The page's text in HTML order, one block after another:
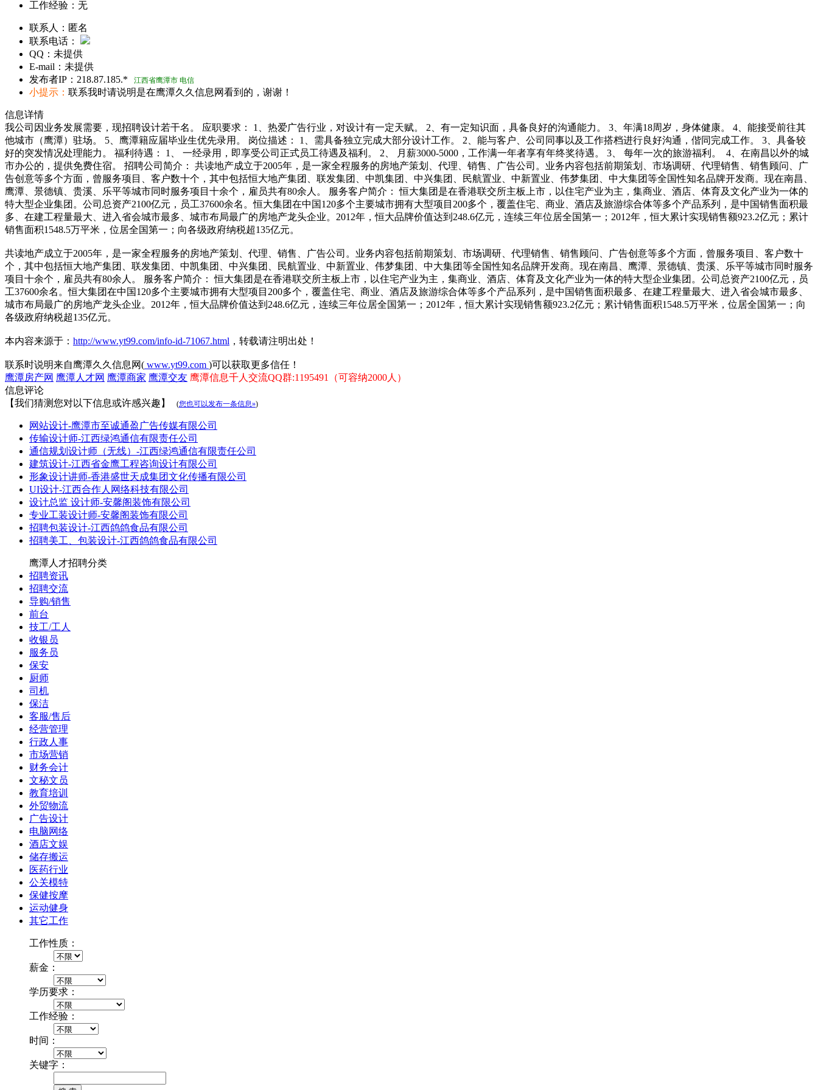
工作经验： 无
联系人： 匿名
联系电话：
QQ： 未提供
E-mail： 未提供
发布者IP： 218.87.185.* 江西省鹰潭市 电信
小提示： 联系我时请说明是在鹰潭久久信息网看到的，谢谢！
信息详情
我公司因业务发展需要，现招聘设计若干名。 应职要求： 1、热爱广告行业，对设计有一定天赋。 2、有一定知识面，具备良好的沟通能力。 3、年满18周岁，身体健康。 4、能接受前往其
他城市（鹰潭）驻场。 5、鹰潭籍应届毕业生优先录用。 岗位描述： 1、需具备独立完成大部分设计工作。 2、能与客户、公司同事以及工作搭档进行良好沟通，偕同完成工作。 3、具备较
好的突发情况处理能力。 福利待遇： 1、 一经录用，即享受公司正式员工待遇及福利。 2、 月薪3000-5000，工作满一年者享有年终奖待遇。 3、 每年一次的旅游福利。 4、在南昌以外的城
市办公的，提供免费住宿。 招聘公司简介： 共读地产成立于2005年，是一家全程服务的房地产策划、代理、销售、广告公司。业务内容包括前期策划、市场调研、代理销售、销售顾问、广
告创意等多个方面，曾服务项目、客户数十个，其中包括恒大地产集团、联发集团、中凯集团、中兴集团、民航置业、中新置业、伟梦集团、中大集团等全国性知名品牌开发商。现在南昌、
鹰潭、景德镇、贵溪、乐平等城市同时服务项目十余个，雇员共有80余人。 服务客户简介： 恒大集团是在香港联交所主板上市，以住宅产业为主，集商业、酒店、体育及文化产业为一体的
特大型企业集团。公司总资产2100亿元，员工37600余名。恒大集团在中国120多个主要城市拥有大型项目200多个，覆盖住宅、商业、酒店及旅游综合体等多个产品系列，是中国销售面积最
多、在建工程量最大、进入省会城市最多、城市布局最广的房地产龙头企业。2012年，恒大品牌价值达到248.6亿元，连续三年位居全国第一；2012年，恒大累计实现销售额923.2亿元；累计
销售面积1548.5万平米，位居全国第一；向各级政府纳税超135亿元。
共读地产成立于2005年，是一家全程服务的房地产策划、代理、销售、广告公司。业务内容包括前期策划、市场调研、代理销售、销售顾问、广告创意等多个方面，曾服务项目、客户数十
个，其中包括恒大地产集团、联发集团、中凯集团、中兴集团、民航置业、中新置业、伟梦集团、中大集团等全国性知名品牌开发商。现在南昌、鹰潭、景德镇、贵溪、乐平等城市同时服务
项目十余个，雇员共有80余人。 服务客户简介： 恒大集团是在香港联交所主板上市，以住宅产业为主，集商业、酒店、体育及文化产业为一体的特大型企业集团。公司总资产2100亿元，员
工37600余名。恒大集团在中国120多个主要城市拥有大型项目200多个，覆盖住宅、商业、酒店及旅游综合体等多个产品系列，是中国销售面积最多、在建工程量最大、进入省会城市最多、
城市布局最广的房地产龙头企业。2012年，恒大品牌价值达到248.6亿元，连续三年位居全国第一；2012年，恒大累计实现销售额923.2亿元；累计销售面积1548.5万平米，位居全国第一；向
各级政府纳税超135亿元。
本内容来源于： http://www.yt99.com/info-id-71067.html ，转载请注明出处！
联系时说明来自鹰潭久久信息网( www.yt99.com )可以获取更多信任！
鹰潭房产网 鹰潭人才网 鹰潭商家 鹰潭交友 鹰潭信息千人交流QQ群:1195491（可容纳2000人）
信息评论
【我们猜测您对以下信息或许感兴趣】
(您也可以发布一条信息»)
网站设计-鹰潭市至诚通盈广告传媒有限公司
传输设计师-江西绿鸿通信有限责任公司
通信规划设计师（无线）-江西绿鸿通信有限责任公司
建筑设计-江西省金鹰工程咨询设计有限公司
形象设计讲师-香港盛世天成集团文化传播有限公司
UI设计-江西合作人网络科技有限公司
设计总监 设计师-安馨阁装饰有限公司
专业工装设计师-安馨阁装饰有限公司
招聘包装设计-江西鸽鸽食品有限公司
招聘美工、包装设计-江西鸽鸽食品有限公司
鹰潭人才招聘分类
招聘资讯
招聘交流
导购/销售
前台
技工/工人
收银员
服务员
保安
厨师
司机
保洁
客服/售后
经营管理
行政人事
市场营销
财务会计
文秘文员
教育培训
外贸物流
广告设计
电脑网络
酒店文娱
储存搬运
医药行业
公关模特
保健按摩
运动健身
其它工作
工作性质：
薪金：
学历要求：
工作经验：
时间：
关键字：